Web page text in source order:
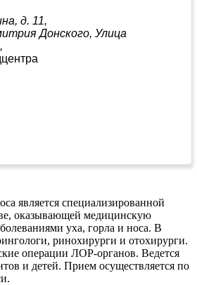
д. 11,
Донского, Улица
является специализированной
оказывающей медицинскую
уха, горла и носа. В
ринохирурги и отохирурги.
операции ЛОР-органов. Ведется
и детей. Прием осуществляется по